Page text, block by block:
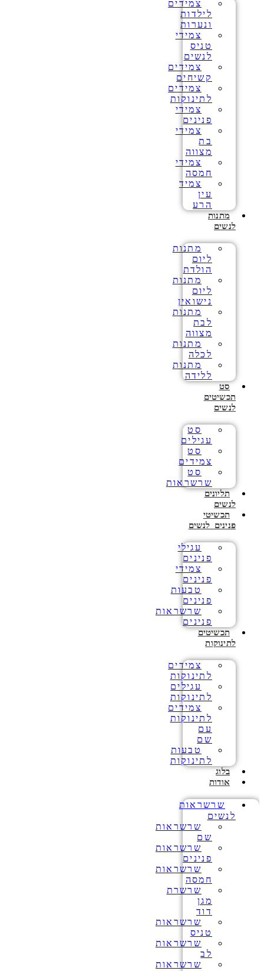
צמידים
לילדות
ונערות
צמידי
טניס
לנשים
צמידים
קשיחים
צמידים
לתינוקות
צמידי
פנינים
צמידי
בת
מצווה
צמידי
חמסה
צמיד
עין
הרע
מתנות
לנשים
מתנות
ליום
הולדת
מתנות
ליום
נישואין
מתנות
לבת
מצווה
מתנות
לכלה
מתנות
ללידה
סט
תכשיטים
לנשים
סט
עגילים
סט
צמידים
סט
שרשראות
תליונים
לנשים
תכשיטי
פנינים לנשים
עגילי
פנינים
צמידי
פנינים
טבעות
פנינים
שרשראות
פנינים
תכשיטים
לתינוקות
צמידים
לתינוקות
עגילים
לתינוקות
צמידים
לתינוקות
עם
שם
טבעות
לתינוקות
בלוג
אודות
שרשראות
לנשים
שרשראות
שם
שרשראות
פנינים
שרשראות
חמסה
שרשרת
מגן
דוד
שרשראות
טניס
שרשראות
לב
שרשראות